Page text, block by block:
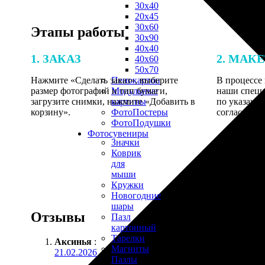
30х40
20х45
30х60
30х90
40х40
40х60
50х70
Пенокартон
Модульные
картины
ФотоПостеры
ФотоПодушки
Фотоcувениры
Значки
Коврик
для
мыши
Кружки
Новогодние
шары
Пазл
картонный
Тарелки
Магниты
Пазлы
Этапы работы
1. ЗАКАЗ
Нажмите «Сделать заказ», выберите
размер фотографий и тип бумаги,
загрузите снимки, нажмите «Добавить в
корзину».
2.
В процессе
наши
по
Отзывы
Аксинья :
21.02.2026